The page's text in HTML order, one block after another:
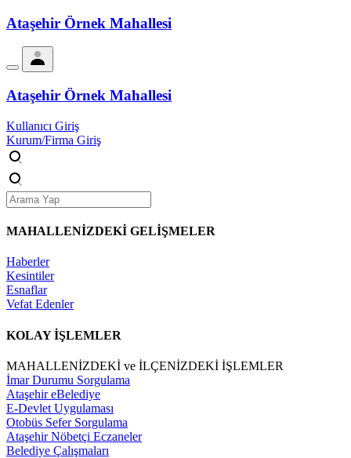
Ataşehir Örnek Mahallesi
Ataşehir Örnek Mahallesi
Kullanıcı Giriş
Kurum/Firma Giriş
MAHALLENİZDEKİ GELİŞMELER
Haberler
Kesintiler
Esnaflar
Vefat Edenler
KOLAY İŞLEMLER
MAHALLENİZDEKİ ve İLÇENİZDEKİ İŞLEMLER
İmar Durumu Sorgulama
Ataşehir eBelediye
E-Devlet Uygulaması
Otobüs Sefer Sorgulama
Ataşehir Nöbetçi Eczaneler
Belediye Çalışmaları